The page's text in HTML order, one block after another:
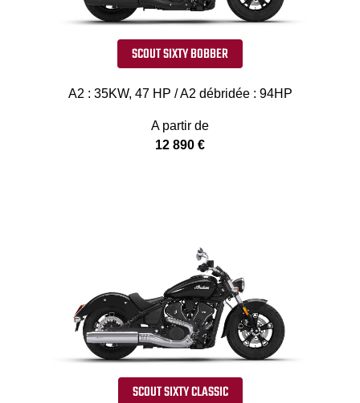
SCOUT SIXTY BOBBER
A2 : 35KW, 47 HP / A2 débridée : 94HP
A partir de
12 890 €
SCOUT SIXTY CLASSIC